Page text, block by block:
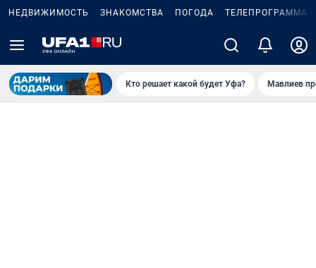
НЕДВИЖИМОСТЬ ЗНАКОМСТВА ПОГОДА ТЕЛЕПРОГРАММА
Кто решает какой будет Уфа? Мавлиев